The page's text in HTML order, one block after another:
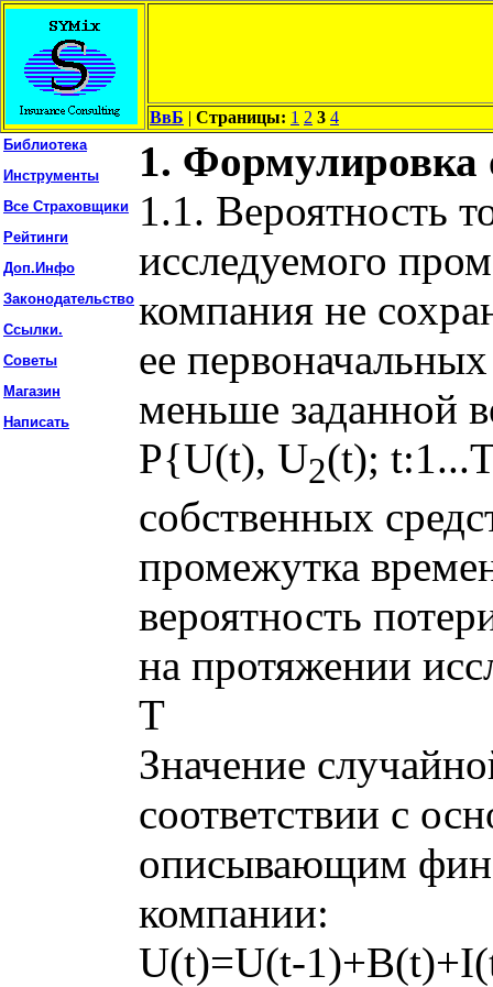
ВвБ | Страницы: 1 2 3 4
Библиотека
Инструменты
Все Страховщики
Рейтинги
Доп.Инфо
Законодательство
Ссылки.
Советы
Магазин
Написать
1. Формулировка
1.1. Вероятность
исследуемого
компания не
ее
меньше заданной
P{U(t), U2(t);
собственных
промежутка
вероятность
на протяжении
T
Значение
соответствии с
описывающим
компании:
U(t)=U(t-